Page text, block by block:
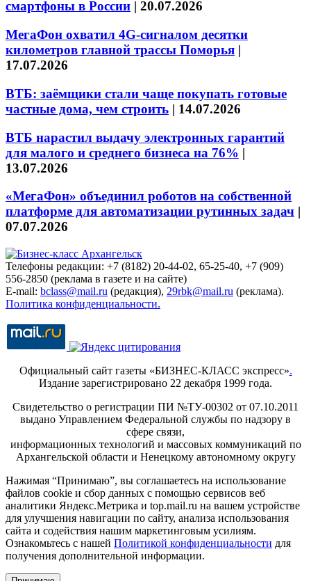
смартфоны в России | 20.07.2026
МегаФон охватил 4G-сигналом десятки
километров главной трассы Поморья |
17.07.2026
ВТБ: заёмщики стали чаще покупать готовые
частные дома, чем строить | 14.07.2026
ВТБ нарастил выдачу электронных гарантий
для малого и среднего бизнеса на 76% |
13.07.2026
«МегаФон» объединил роботов на собственной
платформе для автоматизации рутинных задач |
07.07.2026
Телефоны редакции: +7 (8182) 20-44-02, 65-25-40, +7 (909)
556-2850 (реклама в газете и на сайте)
E-mail: bclass@mail.ru (редакция), 29rbk@mail.ru (реклама).
Политика конфиденциальности.
Официальный сайт газеты «БИЗНЕС-КЛАСС экспресс».
Издание зарегистрировано 22 декабря 1999 года.
Свидетельство о регистрации ПИ №ТУ-00302 от 07.10.2011
выдано Управлением Федеральной службы по надзору в
сфере связи,
информационных технологий и массовых коммуникаций по
Архангельской области и Ненецкому автономному округу
Нажимая “Принимаю”, вы соглашаетесь на использование
файлов cookie и сбор данных с помощью сервисов веб
аналитики Яндекс.Метрика и top.mail.ru на вашем устройстве
для улучшения навигации по сайту, анализа использования
сайта и содействия нашим маркетинговым усилиям.
Ознакомьтесь с нашей Политикой конфиденциальности для
получения дополнительной информации.